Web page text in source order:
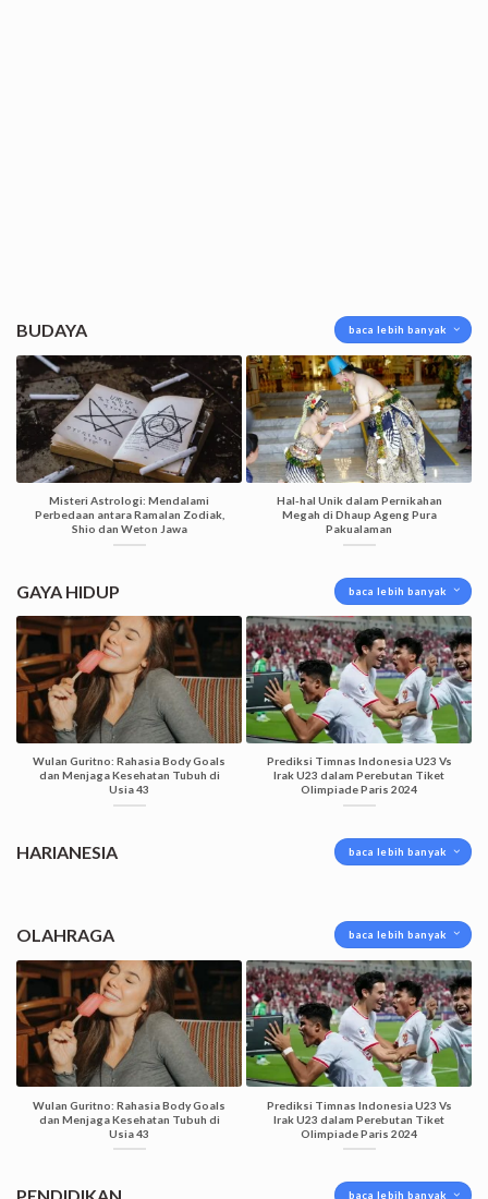
BUDAYA baca lebih banyak
Misteri Astrologi: Mendalami
Perbedaan antara Ramalan Zodiak,
Shio dan Weton Jawa
Hal-hal Unik dalam Pernikahan
Megah di Dhaup Ageng Pura
Pakualaman
GAYA HIDUP baca lebih banyak
Wulan Guritno: Rahasia Body Goals
dan Menjaga Kesehatan Tubuh di
Usia 43
Prediksi Timnas Indonesia U23 Vs
Irak U23 dalam Perebutan Tiket
Olimpiade Paris 2024
HARIANESIA baca lebih banyak
OLAHRAGA baca lebih banyak
Wulan Guritno: Rahasia Body Goals
dan Menjaga Kesehatan Tubuh di
Usia 43
Prediksi Timnas Indonesia U23 Vs
Irak U23 dalam Perebutan Tiket
Olimpiade Paris 2024
baca lebih banyak